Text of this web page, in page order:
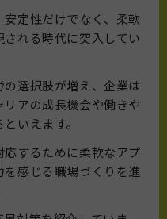
定性だけでなく、柔軟
れる時代に突入してい
選択肢が増え、企業は
アの成長機会や働きや
いえます。
するために柔軟なアプ
感じる職場づくりを進